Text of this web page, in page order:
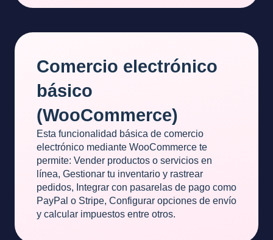
Comercio electrónico
básico
(WooCommerce)
Esta funcionalidad básica de comercio
electrónico mediante WooCommerce te
permite: Vender productos o servicios en
línea, Gestionar tu inventario y rastrear
pedidos, Integrar con pasarelas de pago como
PayPal o Stripe, Configurar opciones de envío
y calcular impuestos entre otros.